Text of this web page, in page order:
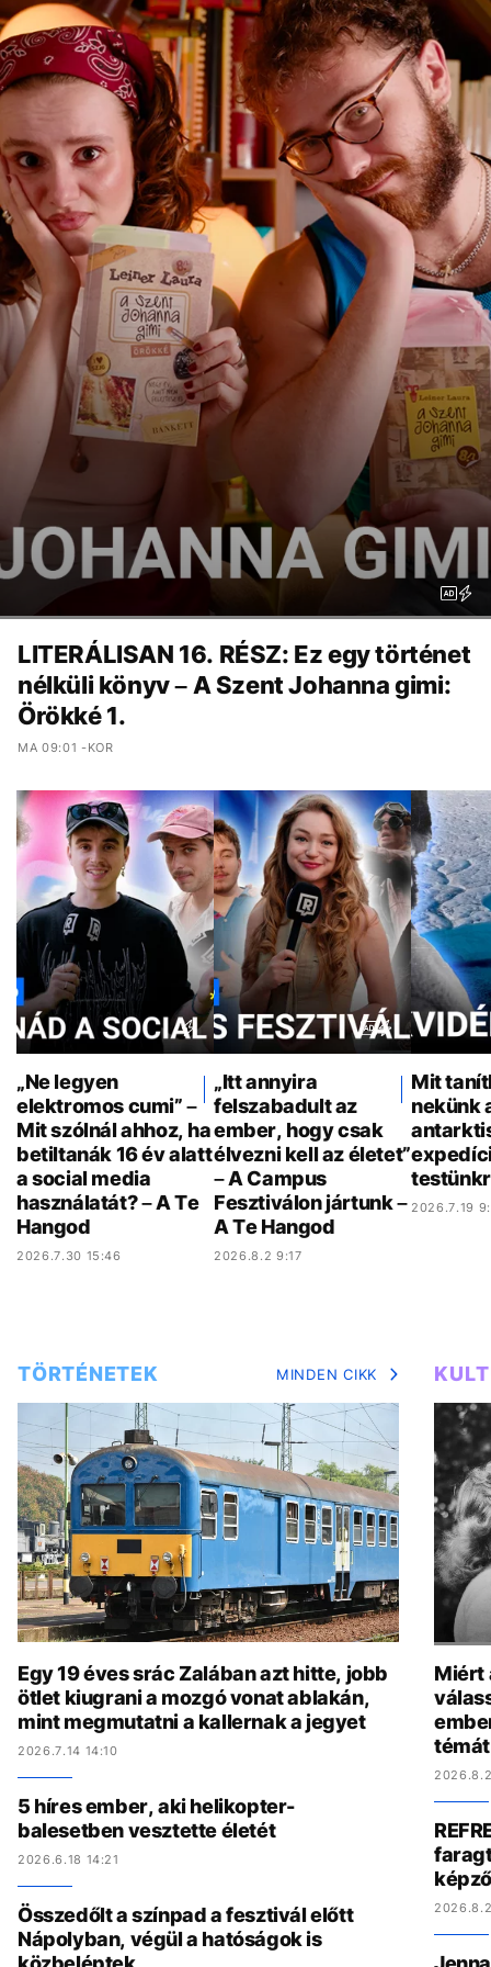
LITERÁLISAN 16. RÉSZ: Ez egy történet
nélküli könyv – A Szent Johanna gimi:
Örökké 1.
MA 09:01 -KOR
„Ne legyen
elektromos cumi” –
Mit szólnál ahhoz, ha
betiltanák 16 év alatt
a social media
használatát? – A Te
Hangod
2026.7.30 15:46
„Itt annyira
felszabadult az
ember, hogy csak
élvezni kell az életet”
– A Campus
Fesztiválon jártunk –
A Te Hangod
2026.8.2 9:17
Mit
nekünk
2026.7.19
TÖRTÉNETEK MINDEN CIKK
Egy 19 éves srác Zalában azt hitte, jobb
ötlet kiugrani a mozgó vonat ablakán,
mint megmutatni a kallernak a jegyet
2026.7.14 14:10
5 híres ember, aki helikopter-
balesetben vesztette életét
2026.6.18 14:21
Összedőlt a színpad a fesztivál előtt
Nápolyban, végül a hatóságok is
Miért
témát